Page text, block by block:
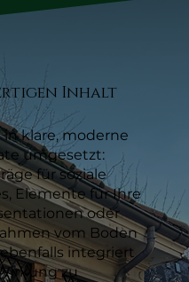
Inhalt
klare, moderne
umgesetzt:
für soziale
Elemente für Ihre
oder
vom Boden
integriert
zu